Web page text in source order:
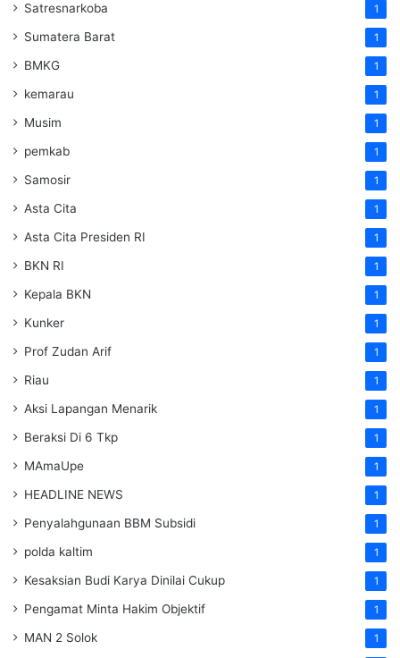
Satresnarkoba 1
Sumatera Barat 1
BMKG 1
kemarau 1
Musim 1
pemkab 1
Samosir 1
Asta Cita 1
Asta Cita Presiden RI 1
BKN RI 1
Kepala BKN 1
Kunker 1
Prof Zudan Arif 1
Riau 1
Aksi Lapangan Menarik 1
Beraksi Di 6 Tkp 1
MAmaUpe 1
HEADLINE NEWS 1
Penyalahgunaan BBM Subsidi 1
polda kaltim 1
Kesaksian Budi Karya Dinilai Cukup 1
Pengamat Minta Hakim Objektif 1
MAN 2 Solok 1